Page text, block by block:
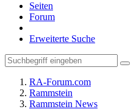
Seiten
Forum
Erweiterte Suche
RA-Forum.com
Rammstein
Rammstein News